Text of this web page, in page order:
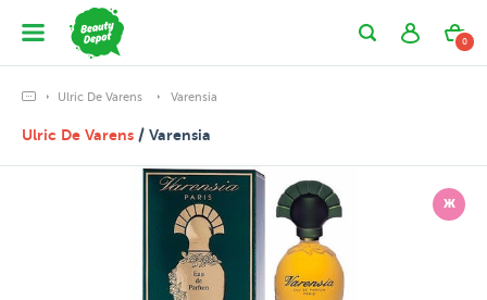
0
Ulric De Varens Varensia
Ulric De Varens / Varensia
Ж